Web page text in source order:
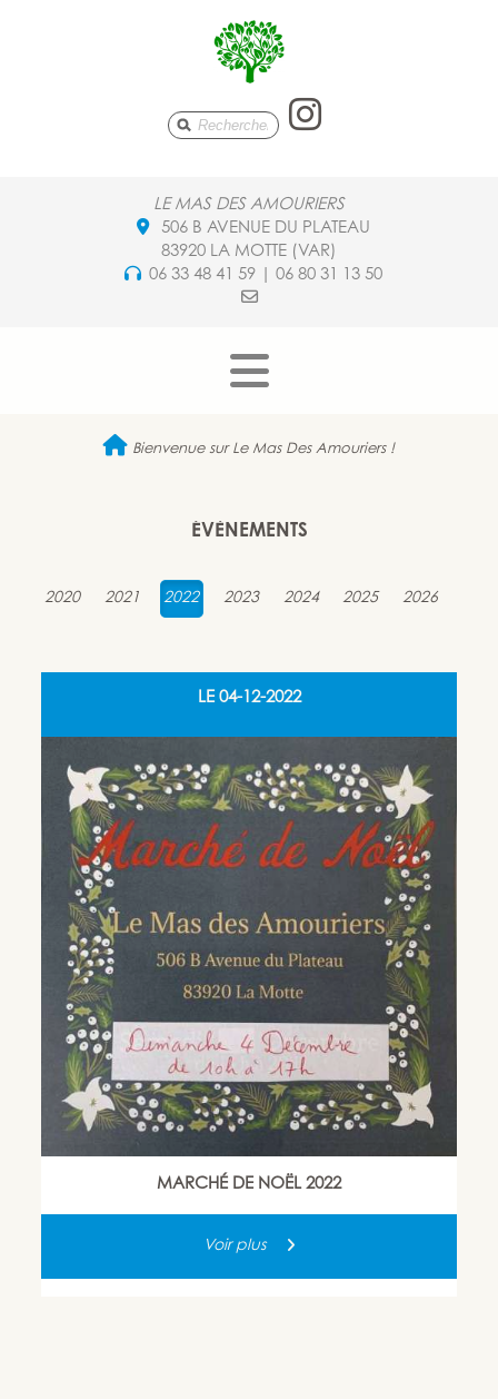
LE MAS DES AMOURIERS
506 B AVENUE DU PLATEAU
83920 LA MOTTE (VAR)
06 33 48 41 59 | 06 80 31 13 50
Le Mas
Bienvenue sur Le Mas Des Amouriers !
ÉVÈNEMENTS
2020 2021 2022 2023 2024 2025 2026
LE 04-12-2022
MARCHÉ DE NOËL 2022
Voir plus